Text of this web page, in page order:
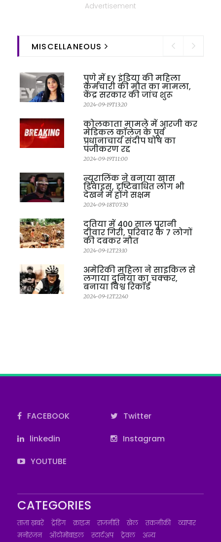
Advertisement
MISCELLANEOUS
पुणे में EY इंडिया की महिला
कर्मचारी की मौत का मामला,
केंद्र सरकार की जांच शुरू
2024-09-19T13:20
कोलकाता मामले में आरजी कर
मेडिकल कॉलेज के पूर्व
प्रधानाचार्य संदीप घोष का
पंजीकरण रद्द
2024-09-19T11:00
न्यूरालिंक ने बनाया खास
डिवाइस, दृष्टिबाधित लोग भी
देखने में होंगे सक्षम
2024-09-18T07:30
दतिया में 400 साल पुरानी
दीवार गिरी, परिवार के 7 लोगों
की दबकर मौत
2024-09-12T23:10
अमेरिकी महिला ने साइकिल से
लगाया दुनिया का चक्कर,
बनाया विश्व रिकॉर्ड
2024-09-12T22:40
FACEBOOK
Twitter
linkedin
Instagram
YOUTUBE
CATEGORIES
ताज़ा ख़बरें ट्रेंडिंग क्राइम राजनीति खेल तकनीकी
व्यापार
मनोरंजन
ऑटोमोबाइल स्टार्टअप ट्रेवल अन्य